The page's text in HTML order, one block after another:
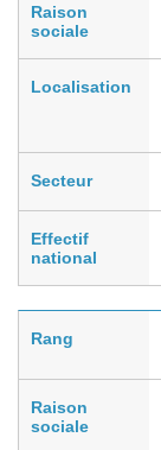
Raison
sociale
Localisation
Secteur
Effectif
national
Rang
Raison
sociale